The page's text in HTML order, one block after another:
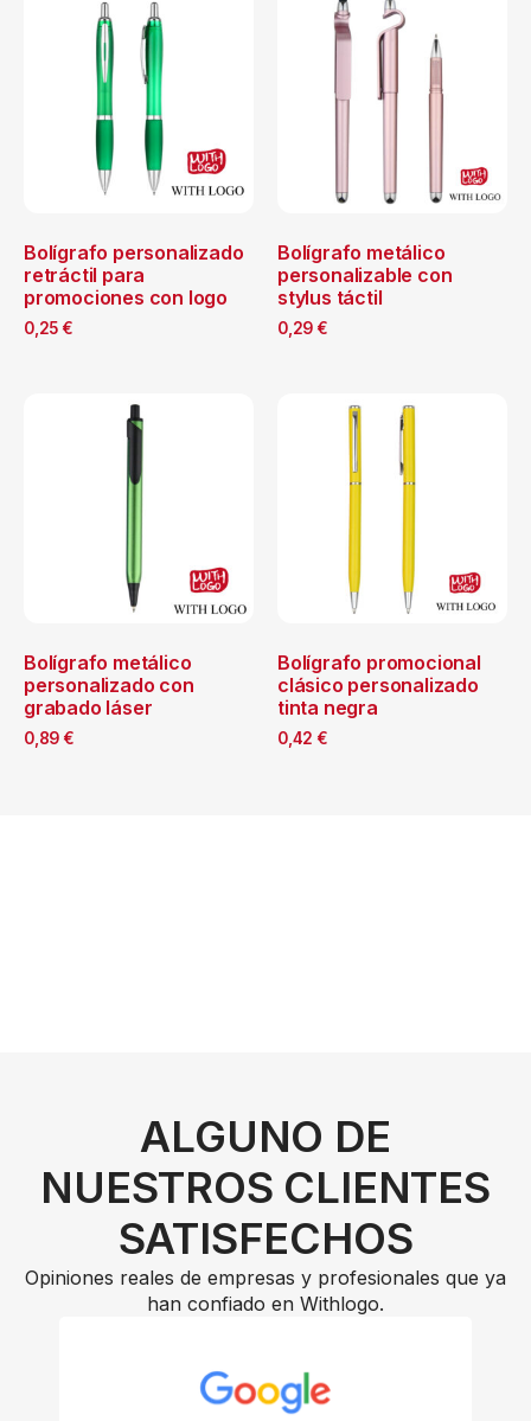
Bolígrafo personalizado
retráctil para
promociones con logo
0,25 €
Bolígrafo metálico
personalizable con
stylus táctil
0,29 €
Bolígrafo metálico
personalizado con
grabado láser
0,89 €
Bolígrafo promocional
clásico personalizado
tinta negra
0,42 €
ALGUNO DE
NUESTROS CLIENTES
SATISFECHOS
Opiniones reales de empresas y profesionales que ya
han confiado en Withlogo.